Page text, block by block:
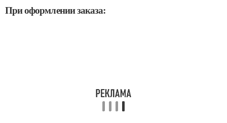
При оформлении заказа: